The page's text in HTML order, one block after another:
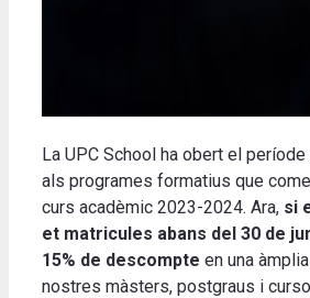
La UPC School ha obert el
als programes formatius que
curs acadèmic 2023-2024. Ara, si
et matricules abans del 30 de
15% de descompte en una
nostres màsters, postgraus i